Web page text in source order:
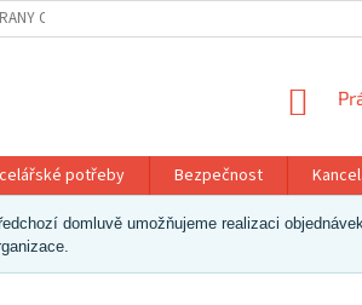
OSOBNÍCH ÚDAJŮ
potřeby Bezpečnost
domluvě umožňujeme realizaci